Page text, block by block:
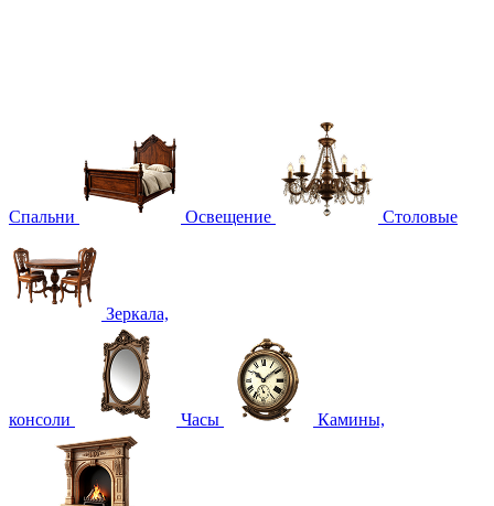
Спальни Освещение Столовые
Зеркала,
консоли Часы Камины,